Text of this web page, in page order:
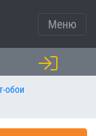
Меню
обои